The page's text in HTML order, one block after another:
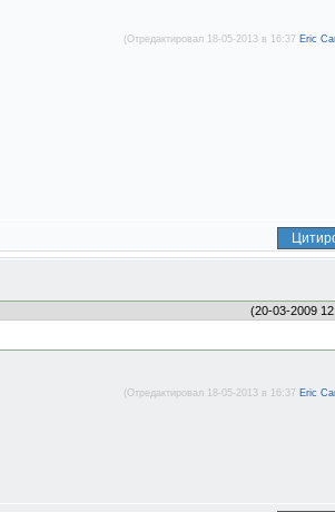
(Отредактировал 18-05-2013 в 16:37 Eric
(20-03-2009
(Отредактировал 18-05-2013 в 16:37 Eric